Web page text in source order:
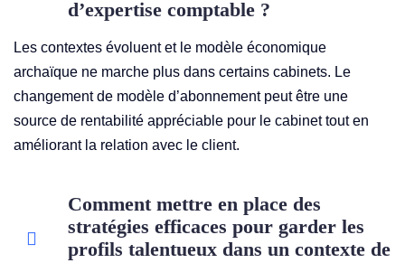
d’expertise comptable ?
Les contextes évoluent et le modèle économique
archaïque ne marche plus dans certains cabinets. Le
changement de modèle d’abonnement peut être une
source de rentabilité appréciable pour le cabinet tout en
améliorant la relation avec le client.
Comment mettre en place des
stratégies efficaces pour garder les
profils talentueux dans un contexte de